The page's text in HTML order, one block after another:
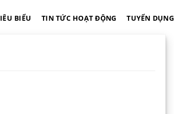
BIỂU TIN TỨC HOẠT ĐỘNG TUYỂN DỤNG